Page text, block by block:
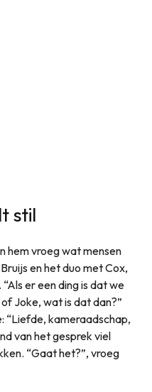
stil
hem vroeg wat mensen
en het duo met Cox,
er een ding is dat we
Joke, wat is dat dan?”
“Liefde, kameraadschap,
van het gesprek viel
“Gaat het?”, vroeg